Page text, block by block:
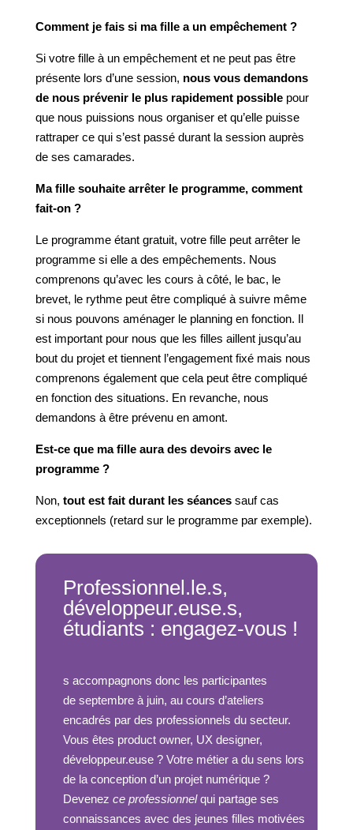
Comment je fais si ma fille a un empêchement ?
Si votre fille à un empêchement et ne peut pas être
présente lors d’une session, nous vous demandons
de nous prévenir le plus rapidement possible pour
que nous puissions nous organiser et qu’elle puisse
rattraper ce qui s’est passé durant la session auprès
de ses camarades.
Ma fille souhaite arrêter le programme, comment
fait-on ?
Le programme étant gratuit, votre fille peut arrêter le
programme si elle a des empêchements. Nous
comprenons qu’avec les cours à côté, le bac, le
brevet, le rythme peut être compliqué à suivre même
si nous pouvons aménager le planning en fonction. Il
est important pour nous que les filles aillent jusqu’au
bout du projet et tiennent l’engagement fixé mais nous
comprenons également que cela peut être compliqué
en fonction des situations. En revanche, nous
demandons à être prévenu en amont.
Est-ce que ma fille aura des devoirs avec le
programme ?
Non, tout est fait durant les séances sauf cas
exceptionnels (retard sur le programme par exemple).
Professionnel.le.s,
développeur.euse.s,
étudiants : engagez-vous !
s accompagnons donc les participantes
de septembre à juin, au cours d’ateliers
encadrés par des professionnels du secteur.
Vous êtes product owner, UX designer,
développeur.euse ? Votre métier a du sens lors
de la conception d’un projet numérique ?
Devenez ce professionnelqui partage ses
connaissances avec des jeunes filles motivées